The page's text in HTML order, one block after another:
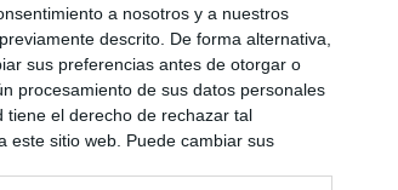
a nosotros y a nuestros
descrito. De forma alternativa,
sus preferencias antes de otorgar o
procesamiento de sus datos personales
tiene el derecho de rechazar tal
este sitio web. Puede cambiar sus